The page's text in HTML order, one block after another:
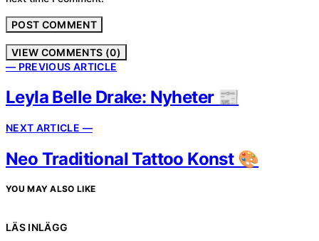
VIEW COMMENTS (0)
— PREVIOUS ARTICLE
Leyla Belle Drake: Nyheter 📰
NEXT ARTICLE —
Neo Traditional Tattoo Konst 🎨
YOU MAY ALSO LIKE
LÄS INLÄGG